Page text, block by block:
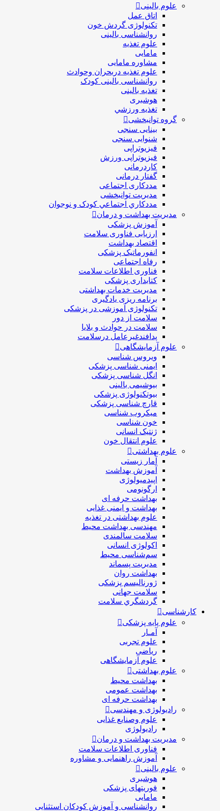
علوم بالینی
اتاق عمل
تکنولوژی گردش خون
روانشناسی بالینی
علوم تغذیه
مامایی
مشاوره مامایی
علوم تغذیه دربحران وحوادث
روانشناسی بالینی کودک
تغذیه بالینی
هوشبری
تغذيه ورزشي
گروه توانبخشی
بینایی سنجی
شنوایی سنجی
فیزیوتراپی
فیزیوتراپی ورزش
کاردرمانی
گفتار درمانی
مددکاری اجتماعی
مديريت توانبخشی
مددکاري اجتماعي کودک و نوجوان
مدیریت بهداشت و درمان
آموزش پزشکی
ارزیابی فناوری سلامت
اقتصاد بهداشت
انفورماتیک پزشکی
رفاه اجتماعی
فناوری اطلاعات سلامت
کتابداری پزشکی
مديريت خدمات بهداشتی
برنامه ریزی یادگیری
تکنولوژی آموزشی در پزشکی
سلامت از دور
سلامت در حوادث و بلایا
پدافندغیرعامل درسلامت
علوم آزمایشگاهی
ویروس شناسی
ایمنی شناسی پزشكی
انگل شناسی پزشکی
بیوشیمی بالینی
بیوتکنولوژی پزشکی
قارچ شناسی پزشکی
ميكروب شناسی
خون شناسی
ژنتیک انسانی
علوم انتقال خون
علوم بهداشتی
آمار زیستی
آموزش بهداشت
اپیدمیولوژی
ارگونومی
بهداشت حرفه ای
بهداشت و ایمنی غذایی
علوم بهداشتی در تغذیه
مهندسی بهداشت محيط
سلامت سالمندی
اکولوژی انسانی
سم‌شناسی محیط
مدیریت پسماند
بهداشت روان
ژورنالیسم پزشکی
سلامت جهانی
گردشگري سلامت
کارشناسی
علوم پایه پزشکی
آمـار
علوم تجربی
ریاضی
علوم آزمایشگاهی
علوم بهداشتی
بهداشت محیط
بهداشت عمومی
بهداشت حرفه ای
رادیولوژی و مهندسی
علوم وصنایع غذایی
رادیولوژی
مدیریت بهداشت و درمان
فناوری اطلاعات سلامت
آموزش راهنمایی و مشاوره
علوم بالینی
هوشبری
فوریتهای پزشکی
مامایی
روانشناسی و آموزش کودکان استثنایی